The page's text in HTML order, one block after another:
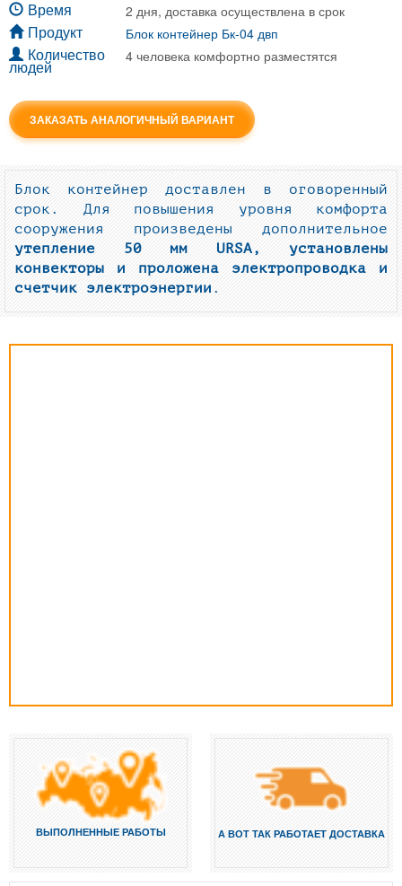
Время 2 дня, доставка осуществлена в срок
Продукт Блок контейнер Бк-04 двп
Количество
людей
4 человека комфортно разместятся
ЗАКАЗАТЬ АНАЛОГИЧНЫЙ ВАРИАНТ
Блок контейнер доставлен в оговоренный
срок. Для повышения уровня комфорта
сооружения произведены дополнительное
утепление 50 мм URSA, установлены
конвекторы и проложена электропроводка и
счетчик электроэнергии .
ВЫПОЛНЕННЫЕ РАБОТЫ А ВОТ ТАК РАБОТАЕТ ДОСТАВКА